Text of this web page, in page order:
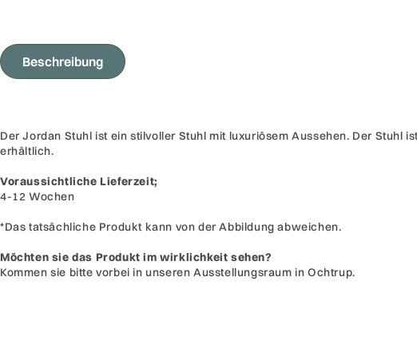
Beschreibung
Der Jordan Stuhl ist ein stilvoller Stuhl mit luxuriösem Aussehen. Der
erhältlich.
Voraussichtliche Lieferzeit;
4-12 Wochen
*Das tatsächliche Produkt kann von der Abbildung abweichen.
Möchten sie das Produkt im wirklichkeit sehen?
Kommen sie bitte vorbei in unseren Ausstellungsraum in Ochtrup.